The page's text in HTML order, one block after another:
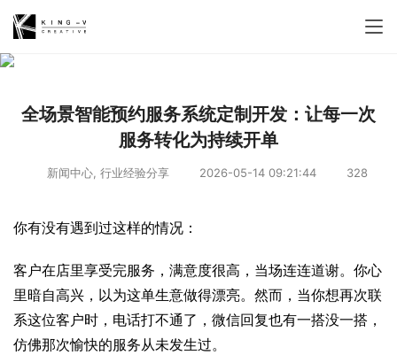
全场景智能预约服务系统定制开发：让每一次
服务转化为持续开单
新闻中心 行业经验分享 2026-05-14 09:21:44 328
你有没有遇到过这样的情况：
客户在店里享受完服务，满意度很高，当场连连道谢。你心
里暗自高兴，以为这单生意做得漂亮。然而，当你想再次联
系这位客户时，电话打不通了，微信回复也有一搭没一搭，
仿佛那次愉快的服务从未发生过。